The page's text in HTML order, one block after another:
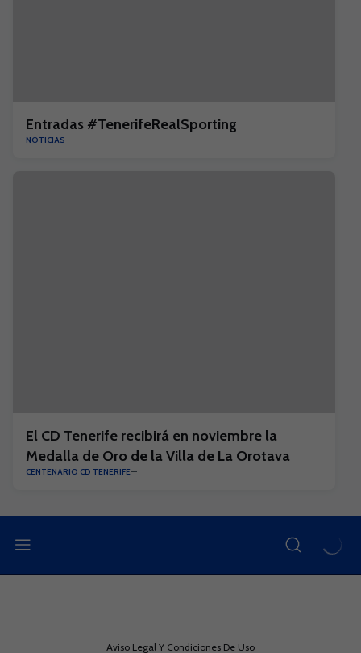
Entradas #TenerifeRealSporting
NOTICIAS
El CD Tenerife recibirá en noviembre la
Medalla de Oro de la Villa de La Orotava
CENTENARIO CD TENERIFE
Aviso Legal Y Condiciones De Uso